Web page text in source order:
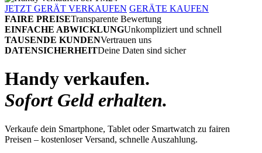
JETZT GERÄT VERKAUFEN GERÄTE KAUFEN
FAIRE PREISETransparente Bewertung
EINFACHE ABWICKLUNGUnkompliziert und schnell
TAUSENDE KUNDENVertrauen uns
DATENSICHERHEITDeine Daten sind sicher
Handy verkaufen.
Sofort Geld erhalten.
Verkaufe dein Smartphone, Tablet oder Smartwatch zu fairen
Preisen – kostenloser Versand, schnelle Auszahlung.